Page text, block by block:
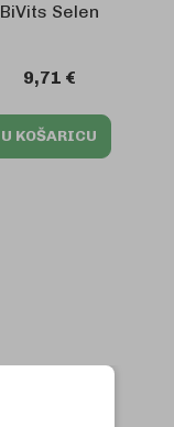
BiVits Selen
9,71 €
U KOŠARICU